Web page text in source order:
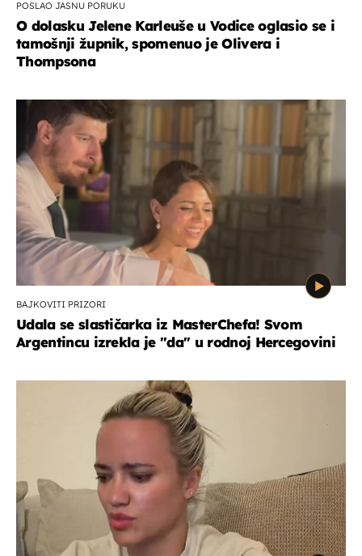
POSLAO JASNU PORUKU
O dolasku Jelene Karleuše u Vodice oglasio se i
tamošnji župnik, spomenuo je Olivera i
Thompsona
BAJKOVITI PRIZORI
Udala se slastičarka iz MasterChefa! Svom
Argentincu izrekla je "da" u rodnoj Hercegovini